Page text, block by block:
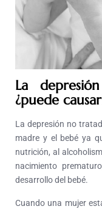
La
¿puede
La depresión no
madre y el bebé ya
nutrición, al
nacimiento
desarrollo del bebé.
Cuando una mujer